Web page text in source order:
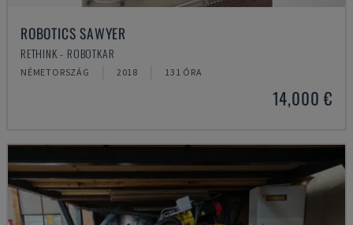
ROBOTICS SAWYER
RETHINK - ROBOTKAR
NÉMETORSZÁG 2018 131 ÓRA
14,000 €